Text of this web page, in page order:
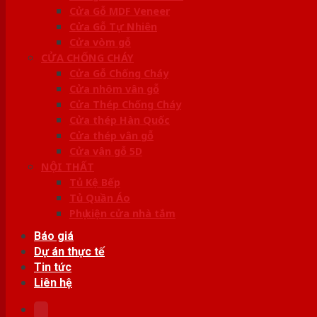
Cửa Gỗ MDF Veneer
Cửa Gỗ Tự Nhiên
Cửa vòm gỗ
CỬA CHỐNG CHÁY
Cửa Gỗ Chống Cháy
Cửa nhôm vân gỗ
Cửa Thép Chống Cháy
Cửa thép Hàn Quốc
Cửa thép vân gỗ
Cửa vân gỗ 5D
NỘI THẤT
Tủ Kệ Bếp
Tủ Quần Áo
Phụ kiện cửa nhà tắm
Báo giá
Dự án thực tế
Tin tức
Liên hệ